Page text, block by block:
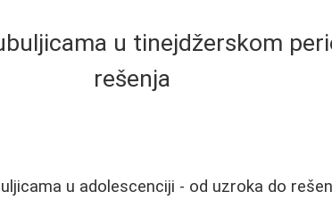
u tinejdžerskom
rešenja
u adolescenciji - od uzroka do